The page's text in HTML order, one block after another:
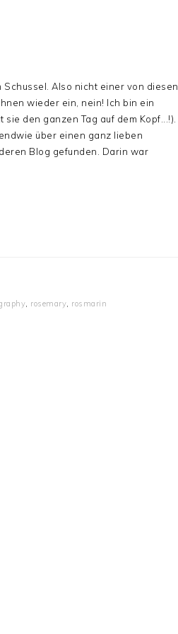
Also nicht einer von diesen
wieder ein, nein! Ich bin ein
den ganzen Tag auf dem Kopf...!).
über einen ganz lieben
Blog gefunden. Darin war
, rosemary, rosmarin